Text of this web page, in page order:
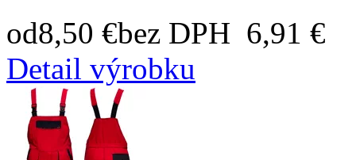
od8,50 €bez DPH 6,91 €
Detail výrobku